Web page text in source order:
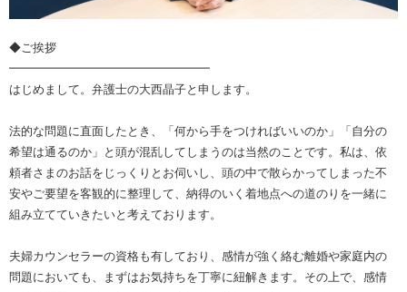
◆ご挨拶
━━━━━━━━━━━━━━━━━
はじめまして。弁護士の大西晶子と申します。
法的な問題に直面したとき、「何から手をつければいいのか」「自分の
希望は通るのか」と頭が混乱してしまうのは当然のことです。私は、依
頼者さまのお話をじっくりとお伺いし、頭の中で散らかってしまった不
安やご要望を客観的に整理して、納得のいく着地点への道のりを一緒に
組み立てていきたいと考えております。
夫婦カウンセラーの資格も有しており、感情が強く絡む離婚や家庭内の
問題においても、まずはお気持ちを丁寧に紐解きます。その上で、感情